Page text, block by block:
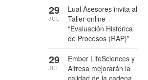
Lual Asesores invita al
Taller online
“Evaluación Histórica
de Procesos (RAP)”
29
JUL
Ember LifeSciences y
Alfresa mejorarán la
29
JUL